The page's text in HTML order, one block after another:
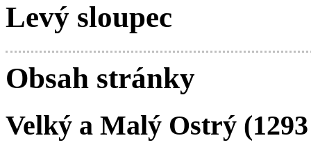
Levý sloupec
Obsah stránky
Velký a Malý Ostrý